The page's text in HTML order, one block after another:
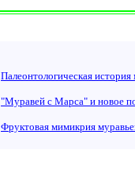
Палеонтологическая история
"Муравей с Марса" и новое
Фруктовая мимикрия